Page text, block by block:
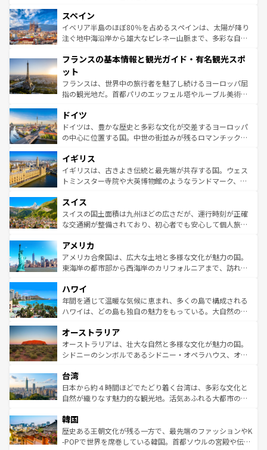
ろん、トスカーナの美しい田園風景やアマルフィ海岸の絶
景など、自然景観も見逃せない。観光の合間には、本場の
ピザやパスタなど、絶品のイタリア料理を堪能することも
ませてくれるイタリアで、忘れられない旅をしてみよう！
なお、新着のイタリア情報は
しい。
スペイン
イベリア半島のほぼ80％を占めるスペインは、太陽が降り
注ぐ地中海沿岸から雄大なピレネー山脈まで、多彩な自然
文化が根付くこの国では、情熱的なフラメンコ、熱気あふ
れる闘牛、そして美味しいタパスが生活の一部となってい
る。首都マドリードの洗練された雰囲気や、バルセロナの
アートに溢れた街角から、地方では古代ローマ遺跡や中世
せる。地方によって風土や気候が異なるスペインはその個
性で訪れる人を魅了する。 なお、新着のスペイン情報は コ
ンテンツ一覧を参照してほしい。
フランスの基本情報と観光ガイド・有名観光スポ
ット
フランスは、世界中の旅行者を魅了し続けるヨーロッパ屈
指の観光地だ。首都パリのエッフェル塔やルーブル美術館
で、幅広い魅力が詰まっている。華麗な宮殿、歴史的な大
聖堂、美しいビーチ、そして豊かな自然が、訪れる者を心
から魅了する。また、フランスは美食の国としても知ら
いる。シャンパンの発祥地であるランス、プロヴァンスの
香り高いラベンダー畑など、多彩な楽しみ方が可能だ。さ
らに、パリ以外の地域にも魅力が溢れており、どの街角に
れる地方に足を運ぶとそれぞれで全く異なる文化を体験で
きるだろう。 なお、新着のフランス情報はコンテンツ一覧
を参照してほしい。
ドイツ
ドイツは、豊かな歴史と多彩な文化が交差するヨーロッパ
の中心に位置する国。中世の街並みが残るロマンチック街
顔を持つこの国は、どこを歩いても飽きることがない。ベ
ルリンの文化的活気、バイエルン州のアルプスの絶景、そ
してライン川沿いのワイン畑といった風景は必見。ビール
は、お酒好きな人にはぜひ体験してほしい。 なお、新着の
ドイツ情報はコンテンツ一覧を参照してほしい。
イギリス
イギリスは、古きよき伝統と最先端が共存する国。ウェス
トミンスター寺院や大英博物館のようなランドマーク、歴
リアごとに異なる魅力がある。また、優雅なアフタヌーン
ティー、ビール好きにはたまらない英国パブ、サッカー観
戦など、本場だからこそできる体験も豊富。イギリスを旅
ンツ一覧を参照してほしい。
スイス
スイスの国土面積は九州ほどの広さだが、運行時刻が正確
な交通網が整備されており、初心者でも安心して個人旅行
の建物がそのまま残る町や、スイスならではのユニークな
博物館もあり、アルプス観光だけでなく町歩きも満喫する
ことができる。国民の所得が高いため物価も高いが、旅行
ば市内交通費無料で観光を楽しむこともできる。 なお、新
着のスイス情報はコンテンツ一覧 を参照してほしい。
アメリカ
アメリカ合衆国は、広大な土地と多様な文化が魅力の国。
東海岸の都市部から西海岸のカリフォルニアまで、訪れる
のような巨大都市は、観光、ショッピング、エンターテイ
ンメントが詰まった刺激的なスポットだ。一方、アメリカ
西部には大自然が広がり、グランドキャニオンやイエロー
部のニューオーリンズでは、音楽と美食が融合した独特の
文化が魅力。旅行者はアメリカの各地域で異なる魅力を楽
しみながら、その多様性と豊かな歴史を感じることができ
ならではの贅沢な旅のスタイルだ。 なお、新着のアメリカ
情報はコンテンツ一覧を参照してほしい。
ハワイ
年間を通じて温暖な気候に恵まれ、多くの島で構成される
ハワイは、どの島も独自の魅力をもっている。大自然の神
ワイ島は見逃せない。また、定番の観光地といえばオアフ
島だが、静かな自然を求めるならマウイ島やカウアイ島が
おすすめ。エメラルドグリーンに輝く海をはじめ、豊かな
れるおもてなしの心で訪れる人々を迎えてくれるハワイの
人々、おいしいローカルフードやハワイアンミュージッ
ク、伝統的なフラダンスなど、すべてがハワイの魅力を彩
ワイを、存分に味わってほしい。 なお、新着のハワイ情報
はコンテンツ一覧を参照してほしい。
オーストラリア
オーストラリアは、壮大な自然と多様な文化が魅力の国。
シドニーのシンボルであるシドニー・オペラハウス、オー
リアリーフや大陸中央部にそびえるウルル（エアーズロッ
ク）、タスマニアの美しい原生林やケアンズの熱帯雨林な
ど、見どころがたくさん。また、カフェやワイン、オージ
いる。アクティビティも充実しており、サーフィンやダイ
ビング、ハイキングなど、アウトドア好きにはたまらな
い。オーストラリアの多彩な魅力を存分に味わいつくそ
台湾
日本から約４時間ほどでたどり着く台湾は、多彩な文化と
自然が織りなす魅力的な観光地。活気あふれる大都市の台
ン）、静ひつな山岳地帯である台湾東部など、都市の喧騒
と山間の静けさが共存しており、訪れる人に新しい発見と
驚きをもたらしてくれる。また、奥深い台湾の食文化も魅
韓国
歴史ある王朝文化が残る一方で、最先端のファッションやK
-POPで世界を席巻している韓国。首都ソウルの宮殿や伝統